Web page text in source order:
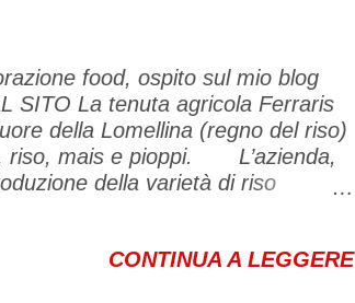
food, ospito sul mio blog
SITO La tenuta agricola Ferraris
della Lomellina (regno del riso)
riso, mais e pioppi. L’azienda,
della varietà di riso
interrompendo la
CONTINUA A LEGGERE